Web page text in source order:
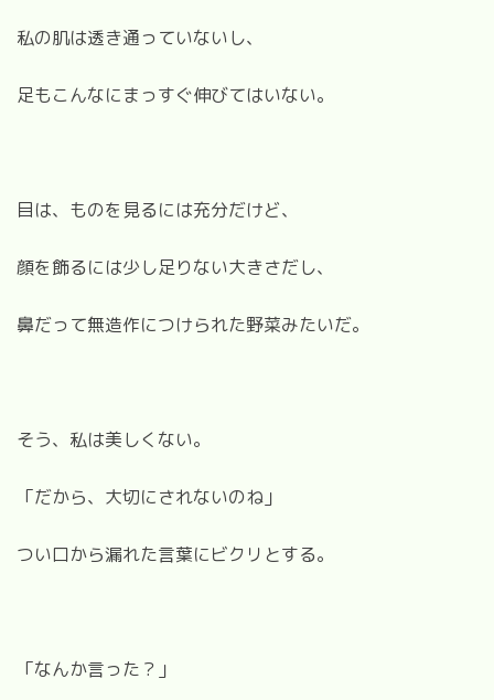
私の肌は透き通っていないし、
足もこんなにまっすぐ伸びてはいない。
目は、ものを見るには充分だけど、
顔を飾るには少し足りない大きさだし、
鼻だって無造作につけられた野菜みたいだ。
そう、私は美しくない。
「だから、大切にされないのね」
つい口から漏れた言葉にビクリとする。
「なんか言った？」